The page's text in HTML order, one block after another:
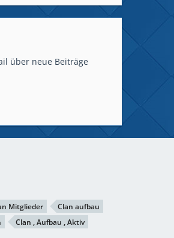
über neue Beiträge
Mitglieder
Clan aufbau
Clan , Aufbau , Aktiv